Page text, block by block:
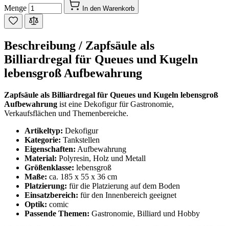
Menge In den Warenkorb
Beschreibung / Zapfsäule als
Billiardregal für Queues und Kugeln
lebensgroß Aufbewahrung
Zapfsäule als Billiardregal für Queues und Kugeln lebensgroß
Aufbewahrung ist eine Dekofigur für Gastronomie,
Verkaufsflächen und Themenbereiche.
Artikeltyp: Dekofigur
Kategorie: Tankstellen
Eigenschaften: Aufbewahrung
Material: Polyresin, Holz und Metall
Größenklasse: lebensgroß
Maße: ca. 185 x 55 x 36 cm
Platzierung: für die Platzierung auf dem Boden
Einsatzbereich: für den Innenbereich geeignet
Optik: comic
Passende Themen: Gastronomie, Billiard und Hobby